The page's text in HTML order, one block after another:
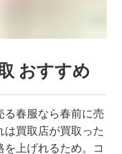
おすすめ
る春服なら春前に売
は買取店が買取った
上げれるため。コ